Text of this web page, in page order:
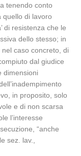
tenendo conto
quello di lavoro
di resistenza che le
dello stesso; in
caso concreto, di
dal giudice
dimensioni
in proposito, solo
e di non scarsa
l’interesse
“anche
sez. lav.,